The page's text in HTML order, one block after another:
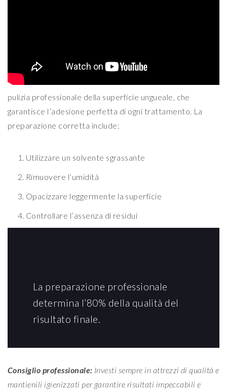
pulizia professionale della superficie ungueale, che
garantisce l’adesione perfetta di ogni trattamento. La
preparazione corretta include:
Utilizzare un solvente sgrassante
Rimuovere l’umidità
Opacizzare leggermente la superficie
Controllare l’assenza di residui
La preparazione professionale
determina l’80% della qualità del
risultato finale.
Consiglio professionale: Investi sempre in attrezzi di qualità e
mantienili igienizzati per garantire risultati impeccabili e